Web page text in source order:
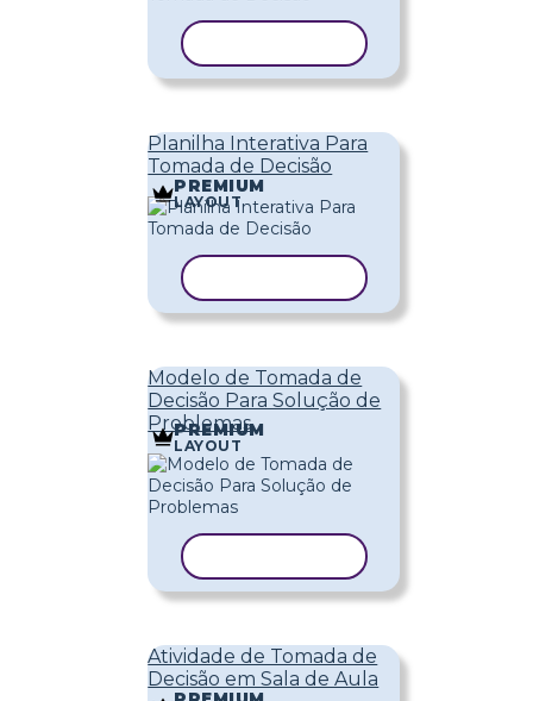
Planilha Interativa Para
Tomada de Decisão
PREMIUM
LAYOUT
Modelo de Tomada de
Decisão Para Solução de
Problemas
PREMIUM
LAYOUT
Atividade de Tomada de
Decisão em Sala de Aula